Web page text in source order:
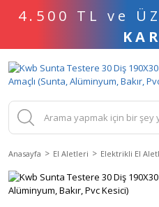
4.500 TL ve
Anasayfa El Aletleri Elektrikli El